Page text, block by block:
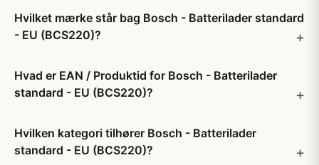
Hvilket mærke står bag Bosch - Batterilader standard
- EU (BCS220)?
Hvad er EAN / Produktid for Bosch - Batterilader
standard - EU (BCS220)?
Hvilken kategori tilhører Bosch - Batterilader
standard - EU (BCS220)?